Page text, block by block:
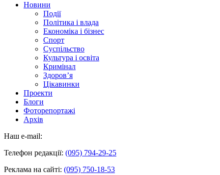
Новини
Події
Політика і влада
Економіка і бізнес
Спорт
Суспільство
Культура і освіта
Кримінал
Здоров’я
Цікавинки
Проекти
Блоги
Фоторепортажі
Архів
Наш e-mail:
Телефон редакції: (095) 794-29-25
Реклама на сайті: (095) 750-18-53